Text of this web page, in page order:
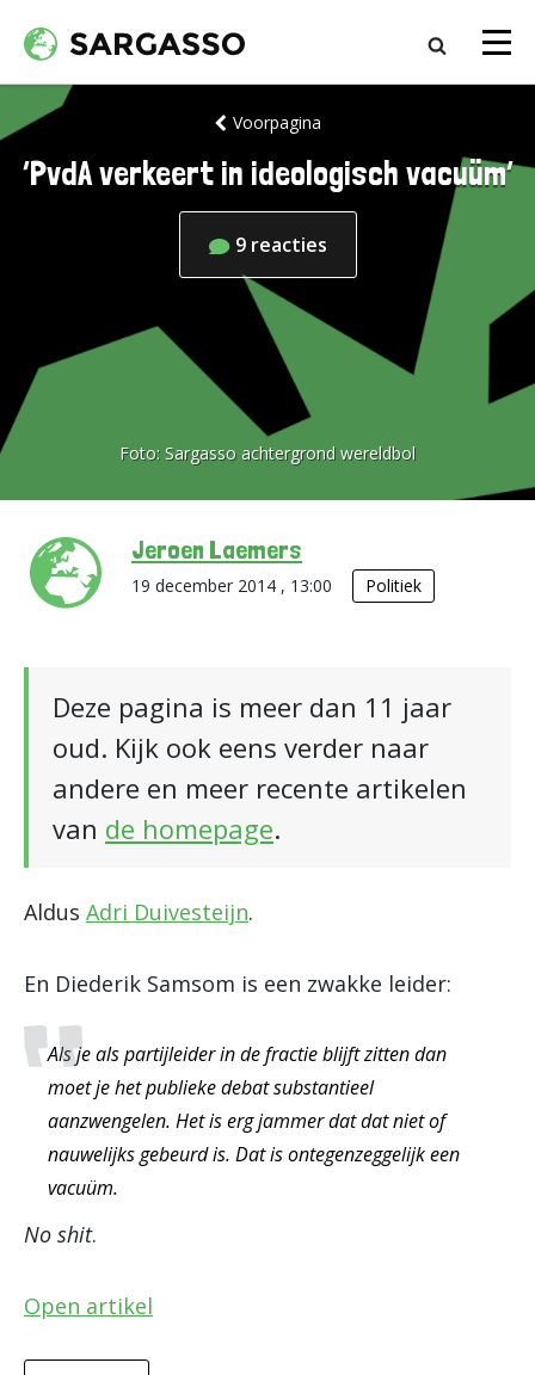
Voorpagina
‘PvdA verkeert in ideologisch vacuüm’
9 reacties
Foto: Sargasso achtergrond wereldbol
Jeroen Laemers
19 december 2014 , 13:00 Politiek
Deze pagina is meer dan 11 jaar
oud. Kijk ook eens verder naar
andere en meer recente artikelen
van de homepage.
Aldus Adri Duivesteijn.
En Diederik Samsom is een zwakke leider:
Als je als partijleider in de fractie blijft zitten dan
moet je het publieke debat substantieel
aanzwengelen. Het is erg jammer dat dat niet of
nauwelijks gebeurd is. Dat is ontegenzeggelijk een
vacuüm.
No shit.
Open artikel